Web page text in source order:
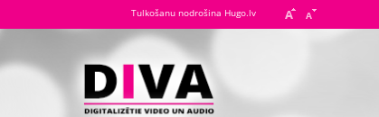
Tulkošanu nodrošina Hugo.lv